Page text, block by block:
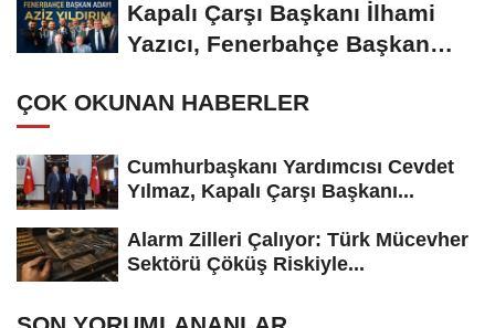
Kapalı Çarşı Başkanı İlhami
Yazıcı, Fenerbahçe Başkan
ÇOK OKUNAN HABERLER
Cumhurbaşkanı Yardımcısı Cevdet
Yılmaz, Kapalı Çarşı Başkanı...
Alarm Zilleri Çalıyor: Türk Mücevher
Sektörü Çöküş Riskiyle...